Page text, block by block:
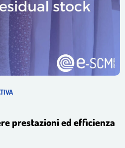
prestazioni ed efficienza